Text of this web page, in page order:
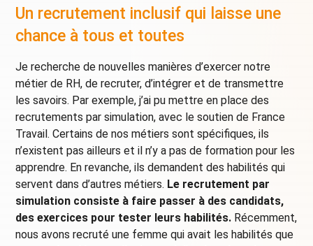
Un recrutement inclusif qui laisse une
chance à tous et toutes
Je recherche de nouvelles manières d’exercer notre
métier de RH, de recruter, d’intégrer et de transmettre
les savoirs. Par exemple, j’ai pu mettre en place des
recrutements par simulation, avec le soutien de France
Travail. Certains de nos métiers sont spécifiques, ils
n’existent pas ailleurs et il n’y a pas de formation pour les
apprendre. En revanche, ils demandent des habilités qui
servent dans d’autres métiers. Le recrutement par
simulation consiste à faire passer à des candidats,
des exercices pour tester leurs habilités. Récemment,
nous avons recruté une femme qui avait les habilités que